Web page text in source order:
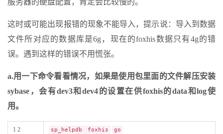
服务器的硬盘配置，肯定会比较慢的。
这时或可能出现报错的现象不能导入，提示说：导入到数据
文件所对应的数据库是6g，现在的foxhis数据只有4g的错
误。遇到这样的错误不用慌张。
a.用一下命令看看情况，如果是使用包里面的文件解压安装
sybase，会有dev3和dev4的设置在供foxhis的data和log使
用。
1 2 sp_helpdb foxhis go